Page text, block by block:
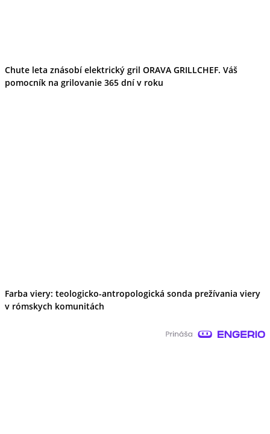
Chute leta znásobí elektrický gril ORAVA GRILLCHEF. Váš
pomocník na grilovanie 365 dní v roku
Farba viery: teologicko-antropologická sonda prežívania viery
v rómskych komunitách